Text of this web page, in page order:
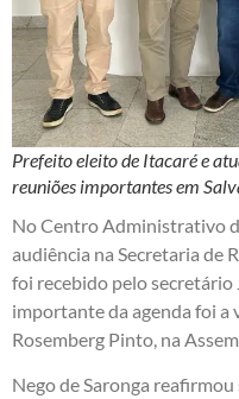
Prefeito eleito de Itacaré e
reuniões importantes em
No Centro Administrativo
audiência na Secretaria de
foi recebido pelo
importante da agenda foi a
Rosemberg Pinto, na
Nego de Saronga